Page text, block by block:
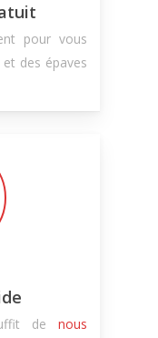
pour vous
des épaves
denous